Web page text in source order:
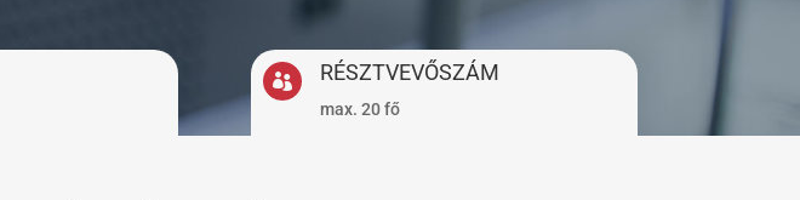
 RÉSZTVEVŐSZÁM
max. 20 fő